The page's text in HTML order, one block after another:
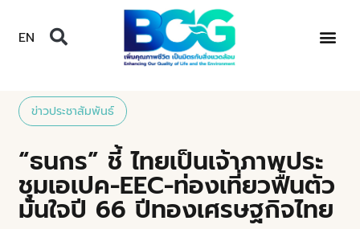
EN
ข่าวประชาสัมพันธ์
“ธนกร” ชี้ ไทยเป็นเจ้าภาพประ
ชุมเอเปค-EEC-ท่องเที่ยวฟื้นตัว
มั่นใจปี 66 ปีทองเศรษฐกิจไทย